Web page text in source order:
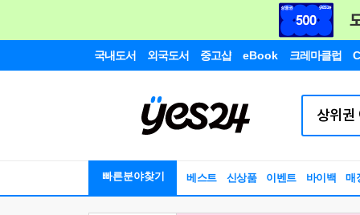
국내도서 외국도서 중고샵 eBook 크레마클럽
빠른분야찾기 베스트 신상품 이벤트 바이백 매